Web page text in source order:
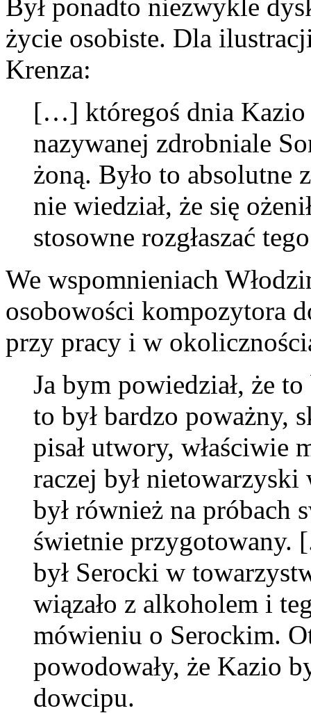
Był ponadto niezwykle
życie osobiste. Dla
Krenza:
[…] któregoś dnia Kazio
nazywanej zdrobniale
żoną. Było to absolutne
nie wiedział, że się
stosowne rozgłaszać
We wspomnieniach
osobowości kompozytora
przy pracy i w
Ja bym powiedział, że
to był bardzo poważny,
pisał utwory, właściwie
raczej był
był również na próbach
świetnie przygotowany.
był Serocki w
wiązało z alkoholem i
mówieniu o Serockim.
powodowały, że Kazio
dowcipu.